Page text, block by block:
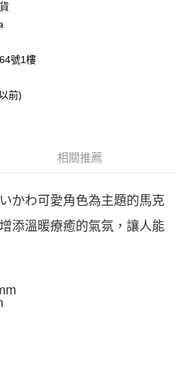
號1樓
前)
相關推薦
かわ可愛角色為主題的馬克
添溫暖療癒的氣氛，讓人能